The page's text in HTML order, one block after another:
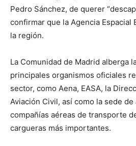
Pedro Sánchez, de querer
confirmar que la Agencia Espacial
la región.
La Comunidad de Madrid alberga
principales organismos oficiales
sector, como Aena, EASA, la
Aviación Civil, así como la sede de
compañías aéreas de transporte
cargueras más importantes.